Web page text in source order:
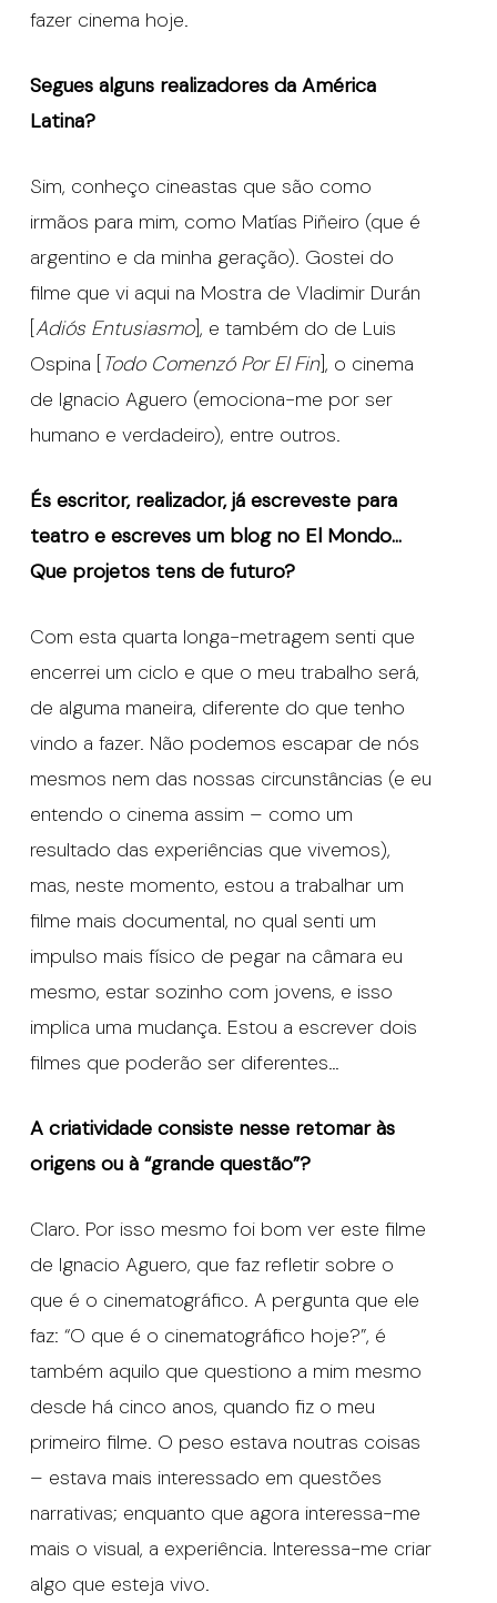
fazer cinema hoje.
Segues alguns realizadores da América
Latina?
Sim, conheço cineastas que são como
irmãos para mim, como Matías Piñeiro (que é
argentino e da minha geração). Gostei do
filme que vi aqui na Mostra de Vladimir Durán
[Adiós Entusiasmo], e também do de Luis
Ospina [Todo Comenzó Por El Fin], o cinema
de Ignacio Aguero (emociona-me por ser
humano e verdadeiro), entre outros.
És escritor, realizador, já escreveste para
teatro e escreves um blog no El Mondo…
Que projetos tens de futuro?
Com esta quarta longa-metragem senti que
encerrei um ciclo e que o meu trabalho será,
de alguma maneira, diferente do que tenho
vindo a fazer. Não podemos escapar de nós
mesmos nem das nossas circunstâncias (e eu
entendo o cinema assim – como um
resultado das experiências que vivemos),
mas, neste momento, estou a trabalhar um
filme mais documental, no qual senti um
impulso mais físico de pegar na câmara eu
mesmo, estar sozinho com jovens, e isso
implica uma mudança. Estou a escrever dois
filmes que poderão ser diferentes…
A criatividade consiste nesse retomar às
origens ou à “grande questão”?
Claro. Por isso mesmo foi bom ver este filme
de Ignacio Aguero, que faz refletir sobre o
que é o cinematográfico. A pergunta que ele
faz: “O que é o cinematográfico hoje?”, é
também aquilo que questiono a mim mesmo
desde há cinco anos, quando fiz o meu
primeiro filme. O peso estava noutras coisas
– estava mais interessado em questões
narrativas; enquanto que agora interessa-me
mais o visual, a experiência. Interessa-me criar
algo que esteja vivo.